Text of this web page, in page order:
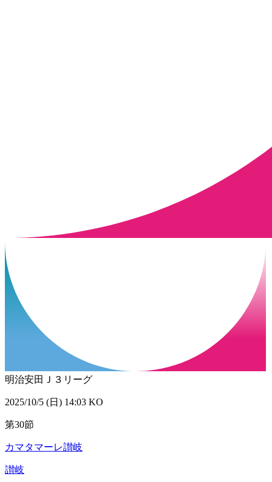
明治安田Ｊ３リーグ
2025/10/5 (日) 14:03 KO
第30節
カマタマーレ讃岐
讃岐